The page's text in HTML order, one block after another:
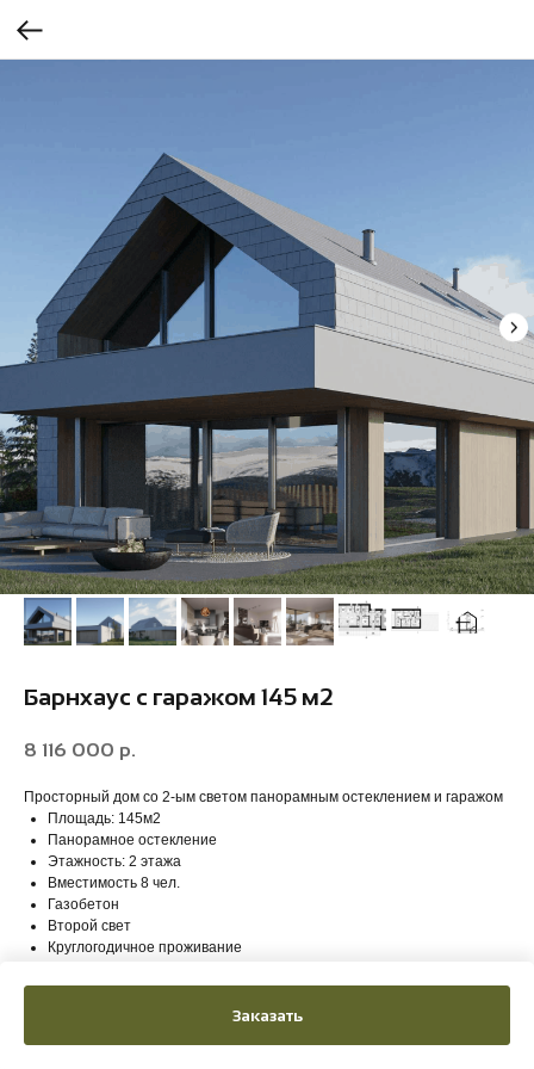
Барнхаус с гаражом 145 м2
8 116 000 р.
Заказать
Просторный дом со 2-ым светом панорамным остеклением и гаражом
Площадь: 145м2
Панорамное остекление
Этажность: 2 этажа
Вместимость 8 чел.
Газобетон
Второй свет
Круглогодичное проживание